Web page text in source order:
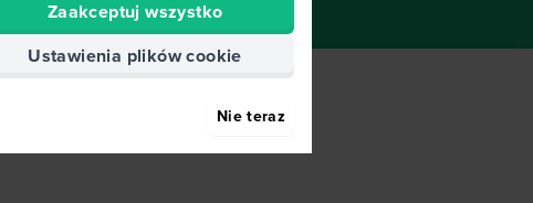
do Listy Życzeń
Zaakceptuj wszystko
Ustawienia plików cookie
Nie teraz